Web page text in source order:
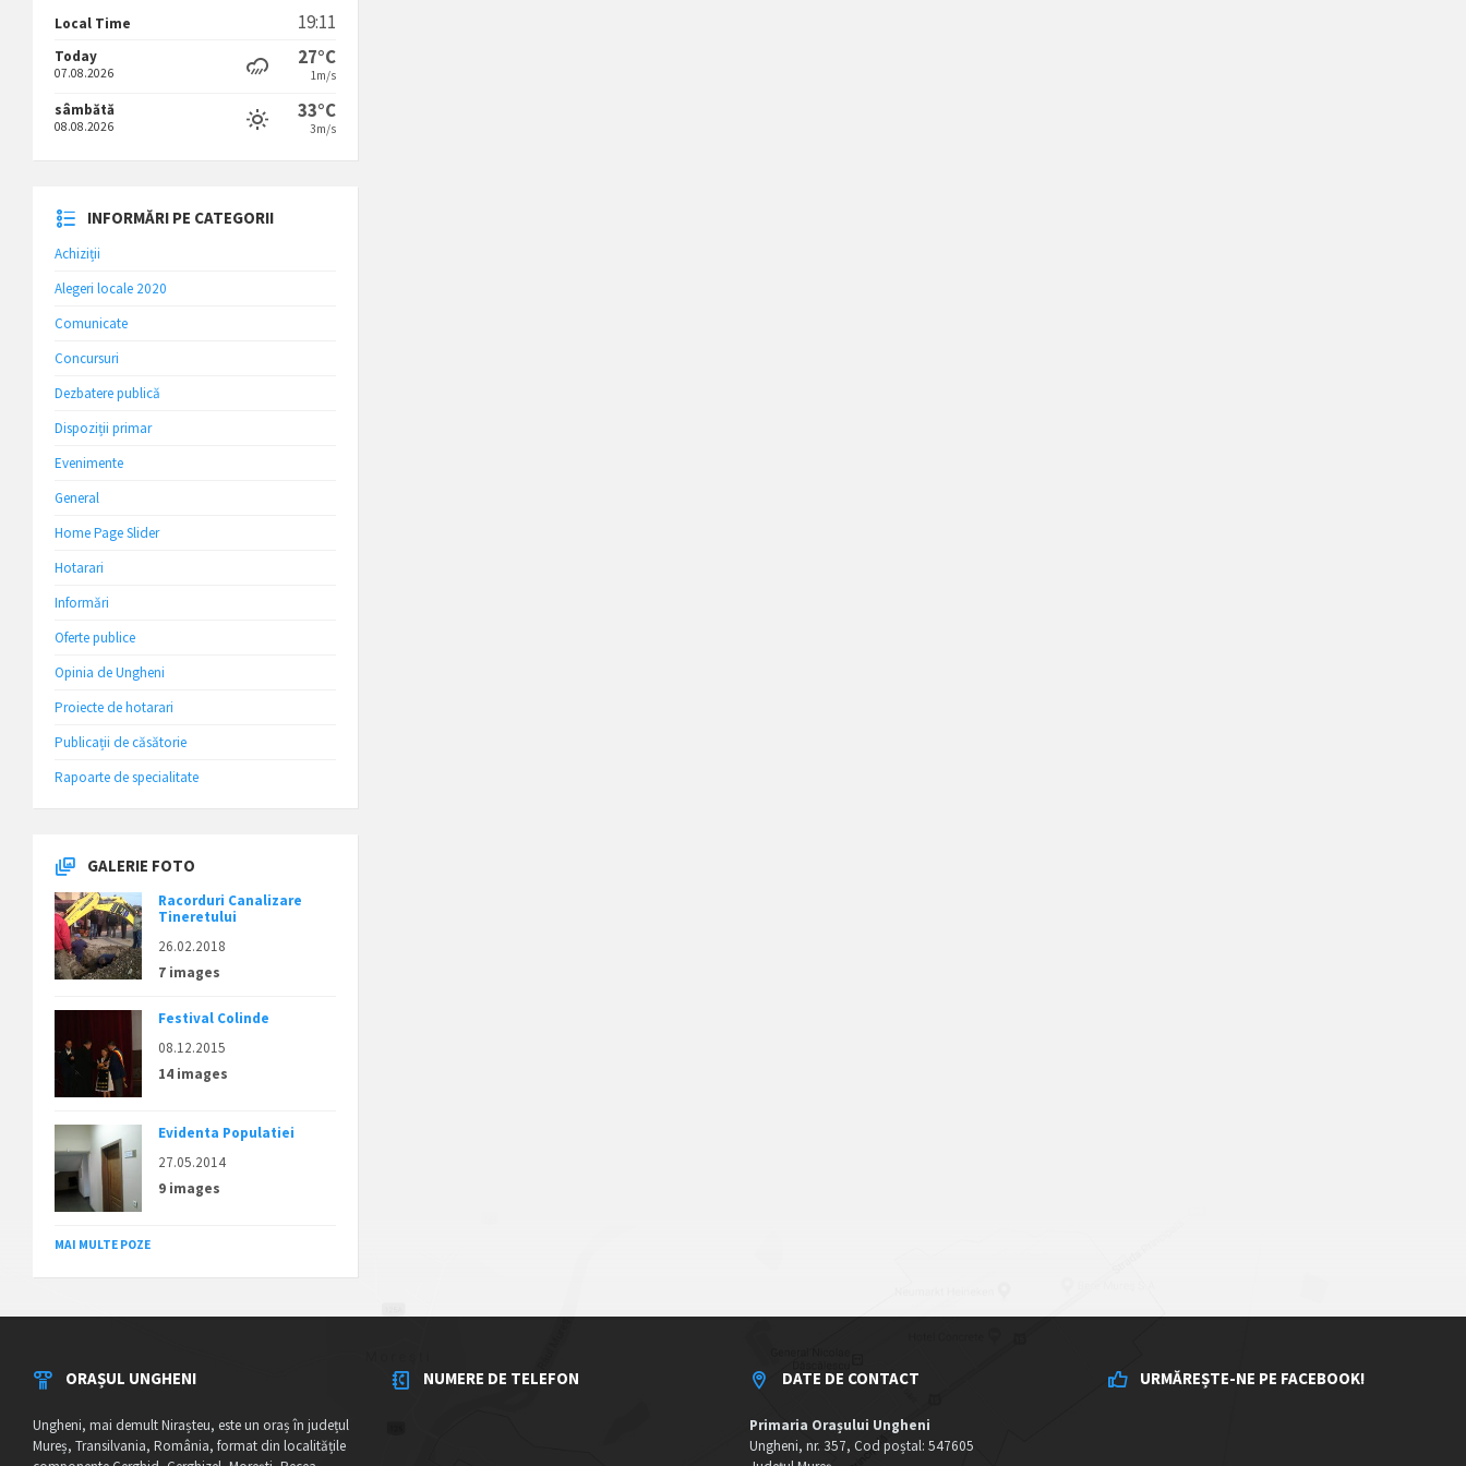
Local Time 19:11
Today
07.08.2026
27°C
1m/s
sâmbătă
08.08.2026
33°C
3m/s
INFORMĂRI PE CATEGORII
Achiziții
Alegeri locale 2020
Comunicate
Concursuri
Dezbatere publică
Dispoziții primar
Evenimente
General
Home Page Slider
Hotarari
Informări
Oferte publice
Opinia de Ungheni
Proiecte de hotarari
Publicații de căsătorie
Rapoarte de specialitate
GALERIE FOTO
Racorduri Canalizare
Tineretului
26.02.2018
7 images
Festival Colinde
08.12.2015
14 images
Evidenta Populatiei
27.05.2014
9 images
MAI MULTE POZE
ORAȘUL UNGHENI
Ungheni, mai demult Nirașteu, este un oraș în județul
Mureș, Transilvania, România, format din localitățile
NUMERE DE TELEFON DATE DE CONTACT
Primaria Orașului Ungheni
Ungheni, nr. 357, Cod poștal: 547605
URMĂREȘTE-NE PE FACEBOOK!